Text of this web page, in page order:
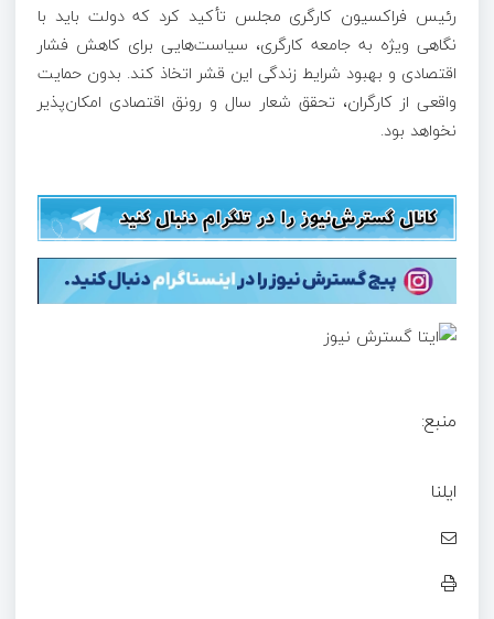
رئیس فراکسیون کارگری مجلس تأکید کرد که دولت باید با
نگاهی ویژه به جامعه کارگری، سیاست‌هایی برای کاهش فشار
اقتصادی و بهبود شرایط زندگی این قشر اتخاذ کند. بدون حمایت
واقعی از کارگران، تحقق شعار سال و رونق اقتصادی امکان‌پذیر
نخواهد بود.
منبع:
ایلنا